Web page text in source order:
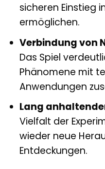
sicheren Einstieg
ermöglichen.
Verbindung von
Das Spiel
Phänomene mit
Anwendungen
Lang
Vielfalt der
wieder neue
Entdeckungen.